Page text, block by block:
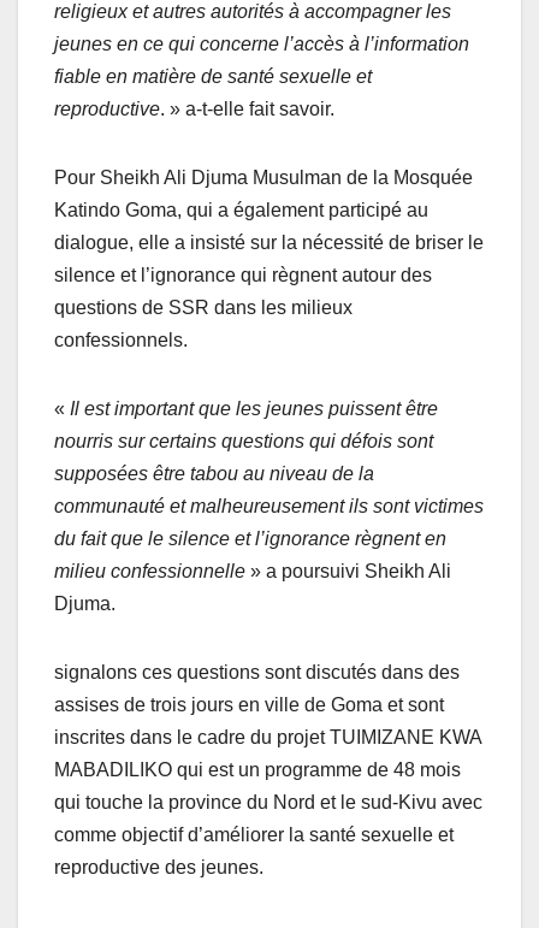
religieux et autres autorités à accompagner les
jeunes en ce qui concerne l’accès à l’information
fiable en matière de santé sexuelle et
reproductive. » a-t-elle fait savoir.
Pour Sheikh Ali Djuma Musulman de la Mosquée
Katindo Goma, qui a également participé au
dialogue, elle a insisté sur la nécessité de briser le
silence et l’ignorance qui règnent autour des
questions de SSR dans les milieux
confessionnels.
« Il est important que les jeunes puissent être
nourris sur certains questions qui défois sont
supposées être tabou au niveau de la
communauté et malheureusement ils sont victimes
du fait que le silence et l’ignorance règnent en
milieu confessionnelle » a poursuivi Sheikh Ali
Djuma.
signalons ces questions sont discutés dans des
assises de trois jours en ville de Goma et sont
inscrites dans le cadre du projet TUIMIZANE KWA
MABADILIKO qui est un programme de 48 mois
qui touche la province du Nord et le sud-Kivu avec
comme objectif d’améliorer la santé sexuelle et
reproductive des jeunes.